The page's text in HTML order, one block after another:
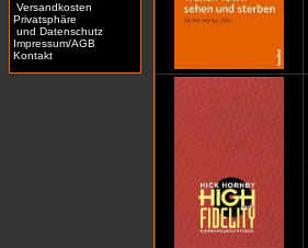
Versandkosten
Privatsphäre
und Datenschutz
Impressum/AGB
Kontakt